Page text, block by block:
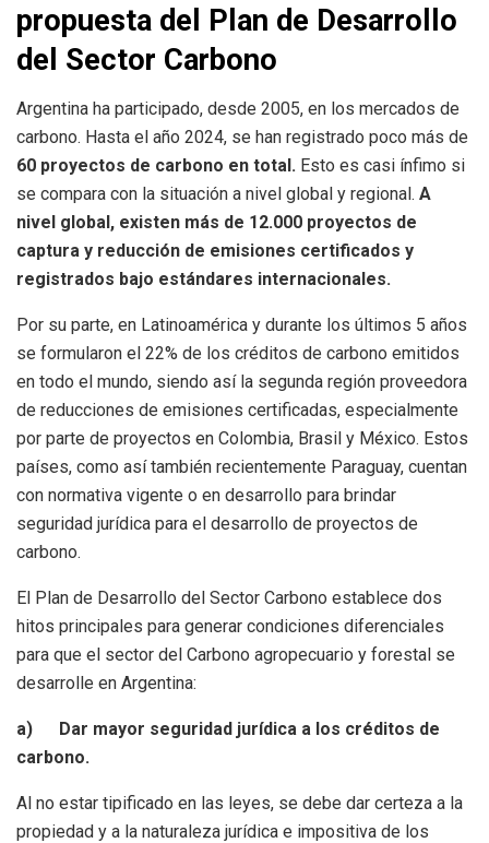
propuesta del Plan de Desarrollo
del Sector Carbono
Argentina ha participado, desde 2005, en los mercados de
carbono. Hasta el año 2024, se han registrado poco más de
60 proyectos de carbono en total. Esto es casi ínfimo si
se compara con la situación a nivel global y regional. A
nivel global, existen más de 12.000 proyectos de
captura y reducción de emisiones certificados y
registrados bajo estándares internacionales.
Por su parte, en Latinoamérica y durante los últimos 5 años
se formularon el 22% de los créditos de carbono emitidos
en todo el mundo, siendo así la segunda región proveedora
de reducciones de emisiones certificadas, especialmente
por parte de proyectos en Colombia, Brasil y México. Estos
países, como así también recientemente Paraguay, cuentan
con normativa vigente o en desarrollo para brindar
seguridad jurídica para el desarrollo de proyectos de
carbono.
El Plan de Desarrollo del Sector Carbono establece dos
hitos principales para generar condiciones diferenciales
para que el sector del Carbono agropecuario y forestal se
desarrolle en Argentina:
a) Dar mayor seguridad jurídica a los créditos de
carbono.
Al no estar tipificado en las leyes, se debe dar certeza a la
propiedad y a la naturaleza jurídica e impositiva de los